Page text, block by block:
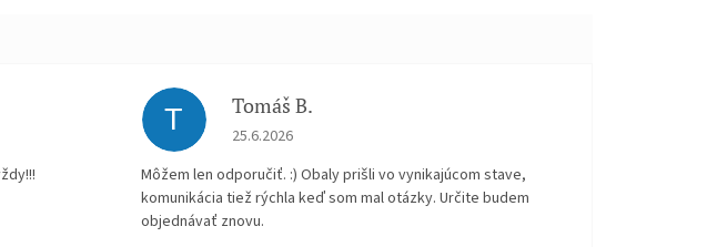
T Tomáš B.
Hodnocení obchodu je 5 z 5 hvězdiček.
25.6.2026
Môžem len odporučiť. :) Obaly prišli vo vynikajúcom stave,
komunikácia tiež rýchla keď som mal otázky. Určite budem
objednávať znovu.